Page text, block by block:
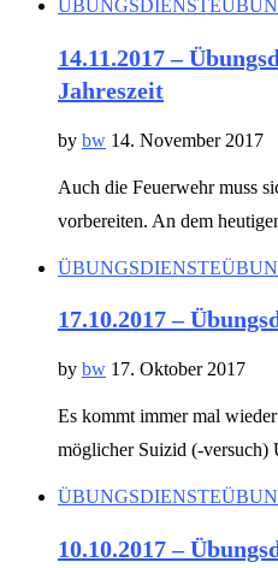
ÜBUNGSDIENSTE
14.11.2017 –
Jahreszeit
by bw 14. November 2017
Auch die Feuerwehr muss
vorbereiten. An dem
ÜBUNGSDIENSTE
17.10.2017 –
by bw 17. Oktober 2017
Es kommt immer mal
möglicher Suizid (-
ÜBUNGSDIENSTE
10.10.2017 –